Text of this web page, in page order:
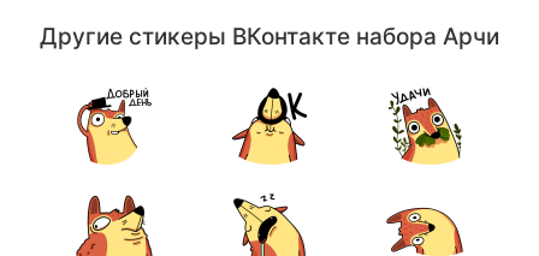
Другие стикеры ВКонтакте набора Арчи